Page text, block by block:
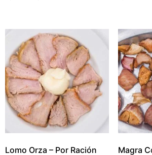
Lomo Orza – Por Ración
Magra